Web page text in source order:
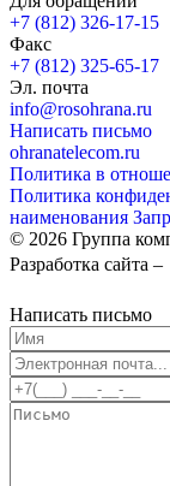
+7 (812) 326-17-15
Факс
+7 (812) 325-65-17
Эл. почта
info@rosohrana.ru
Написать письмо
ohranatelecom.ru
Политика в
Политика
наименования
© 2026 Группа
Разработка сайта –
Написать письмо